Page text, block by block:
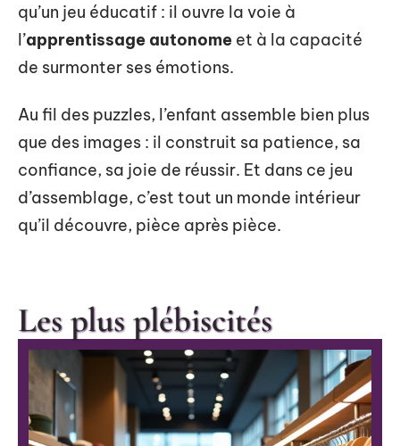
qu’un jeu éducatif : il ouvre la voie à
l’apprentissage autonome et à la capacité
de surmonter ses émotions.
Au fil des puzzles, l’enfant assemble bien plus
que des images : il construit sa patience, sa
confiance, sa joie de réussir. Et dans ce jeu
d’assemblage, c’est tout un monde intérieur
qu’il découvre, pièce après pièce.
Les plus plébiscités